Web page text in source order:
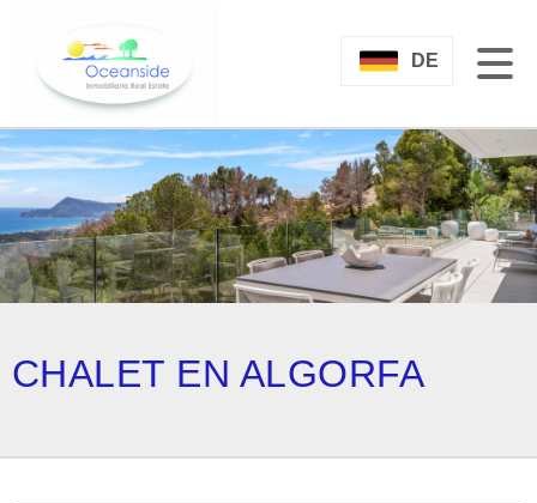
DE
CHALET EN ALGORFA